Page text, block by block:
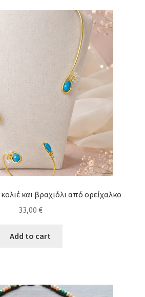
και βραχιόλι από ορείχαλκο
33,00 €
Add to cart